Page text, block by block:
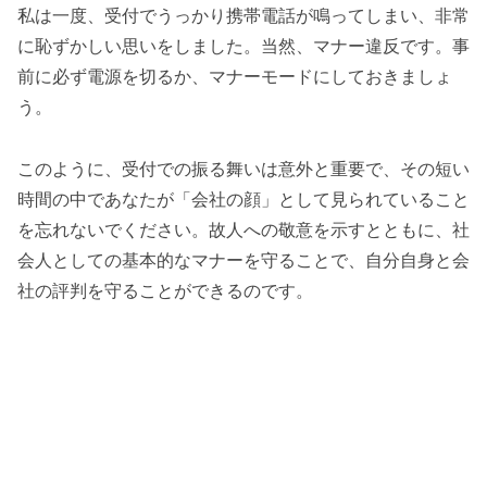
私は一度、受付でうっかり携帯電話が鳴ってしまい、非常
に恥ずかしい思いをしました。当然、マナー違反です。事
前に必ず電源を切るか、マナーモードにしておきましょ
う。
このように、受付での振る舞いは意外と重要で、その短い
時間の中であなたが「会社の顔」として見られていること
を忘れないでください。故人への敬意を示すとともに、社
会人としての基本的なマナーを守ることで、自分自身と会
社の評判を守ることができるのです。